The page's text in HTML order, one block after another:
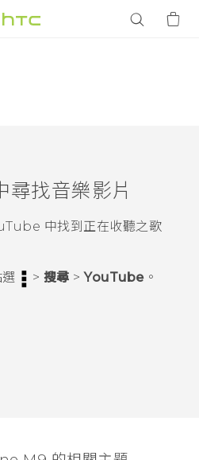
尋找音樂影片
中找到正在收聽之歌
> 搜尋 > YouTube。